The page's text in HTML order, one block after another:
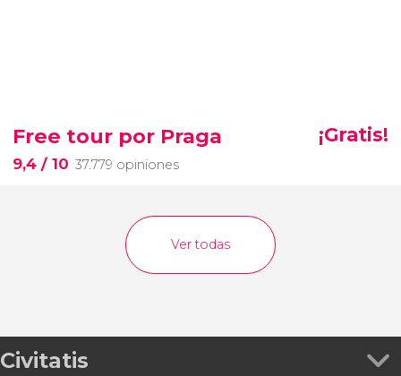
Free tour por Praga
9,4 / 10 37.779 opiniones
¡Gratis!
Ver todas
Civitatis